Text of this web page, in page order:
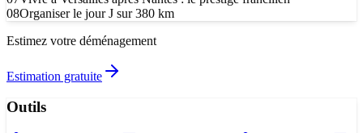
08Organiser le jour J sur 380 km
Estimez votre déménagement
Estimation gratuite
Outils